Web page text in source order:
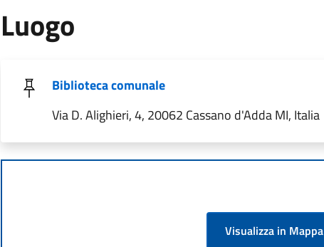
Luogo
Biblioteca comunale
Via D. Alighieri, 4, 20062 Cassano d'Adda MI, Italia
Visualizza in Mappa